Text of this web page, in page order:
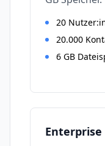
20
20.000
6 GB
Enterprise